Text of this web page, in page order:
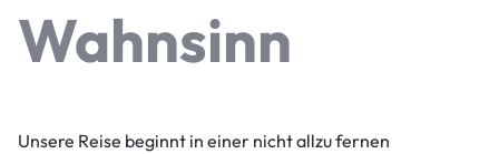
Wahnsinn
Unsere Reise beginnt in einer nicht allzu fernen